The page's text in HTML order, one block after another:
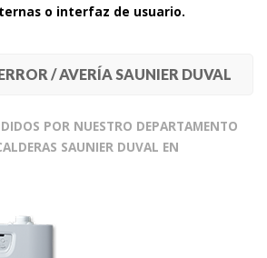
o interfaz de usuario.
/ AVERÍA SAUNIER DUVAL
POR NUESTRO DEPARTAMENTO
SAUNIER DUVAL EN